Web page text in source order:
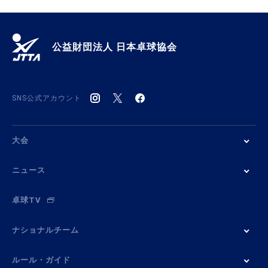
公益財団法人 日本卓球協会
SNS公式アカウント
大会
ニュース
卓球TV
ナショナルチーム
ルール・ガイド